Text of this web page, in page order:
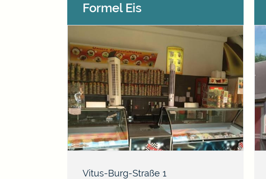
Formel Eis
Vitus-Burg-Straße 1